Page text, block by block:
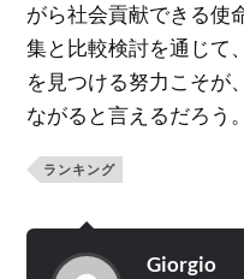
がら社会貢献できる使
集と比較検討を通じて
を見つける努力こそが
ながると言えるだろう。
ランキング
Giorgio